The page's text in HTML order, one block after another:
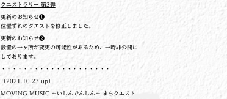
クエストラリー 第3弾
更新のお知らせ❶
位置ずれのクエストを修正しました。
更新のお知らせ❷
設置の一ヶ所が変更の可能性があるため、一時非公開に
しております。
・・・・・・・・・・・・・・・・・・・・
（2021.10.23 up）
MOVING MUSIC ～いしんでんしん～ まちクエスト